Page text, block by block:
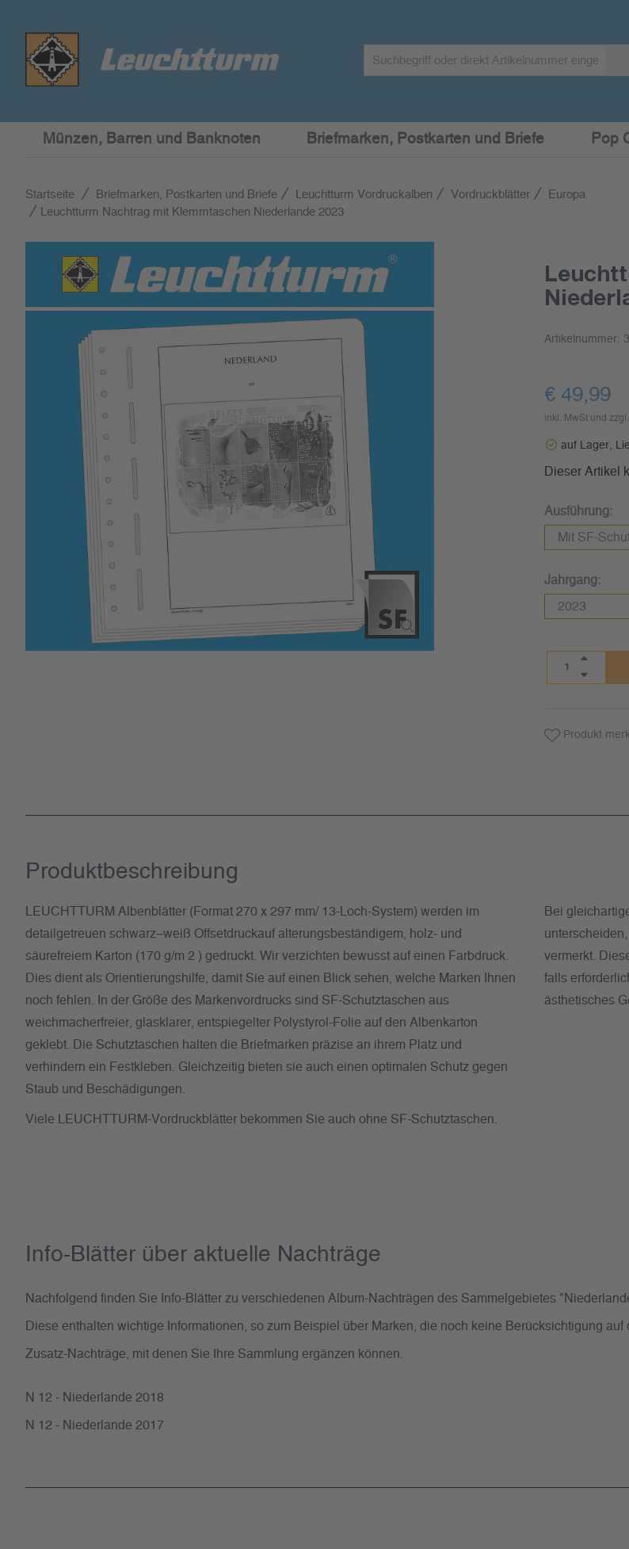
Münzen, Barren und Banknoten Briefmarken, Postkarten und Briefe Pop
Startseite Briefmarken, Postkarten und Briefe Leuchtturm Vordruckalben Vordruckblätter
Europa
Leuchtturm Nachtrag mit Klemmtaschen Niederlande 2023
Artikelnummer:
€ 49,99
inkl. MwSt und zzgl.
auf Lager,
Dieser Artikel
Ausführung:
Jahrgang:
Produkt
Produkt­beschreibung
LEUCHTTURM Albenblätter (Format 270 x 297 mm/ 13-Loch-System) werden im
detailgetreuen schwarz–weiß Offsetdruckauf alterungsbeständigem, holz- und
säurefreiem Karton (170 g/m 2 ) gedruckt. Wir verzichten bewusst auf einen Farbdruck.
Dies dient als Orientierungshilfe, damit Sie auf einen Blick sehen, welche Marken Ihnen
noch fehlen. In der Größe des Markenvordrucks sind SF-Schutztaschen aus
weichmacherfreier, glasklarer, entspiegelter Polystyrol-Folie auf den Albenkarton
geklebt. Die Schutztaschen halten die Briefmarken präzise an ihrem Platz und
verhindern ein Festkleben. Gleichzeitig bieten sie auch einen optimalen Schutz gegen
Staub und Beschädigungen.
Viele LEUCHTTURM-Vordruckblätter bekommen Sie auch ohne SF-Schutztaschen.
Bei
vermerkt.
falls
ästhetisches
Info-Blätter über aktuelle Nachträge
Nachfolgend finden Sie Info-Blätter zu verschiedenen Album-Nachträgen des Sammelgebietes
Diese enthalten wichtige Informationen, so zum Beispiel über Marken, die noch keine Berücksichtigung
Zusatz-Nachträge, mit denen Sie Ihre Sammlung ergänzen können.
N 12 - Niederlande 2018
N 12 - Niederlande 2017